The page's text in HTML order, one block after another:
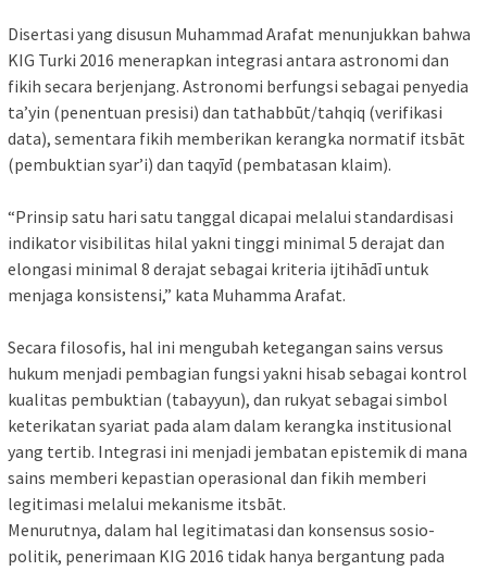
Disertasi yang disusun Muhammad Arafat menunjukkan bahwa
KIG Turki 2016 menerapkan integrasi antara astronomi dan
fikih secara berjenjang. Astronomi berfungsi sebagai penyedia
ta’yin (penentuan presisi) dan tathabbūt/tahqiq (verifikasi
data), sementara fikih memberikan kerangka normatif itsbāt
(pembuktian syar’i) dan taqyīd (pembatasan klaim).
“Prinsip satu hari satu tanggal dicapai melalui standardisasi
indikator visibilitas hilal yakni tinggi minimal 5 derajat dan
elongasi minimal 8 derajat sebagai kriteria ijtihādī untuk
menjaga konsistensi,” kata Muhamma Arafat.
Secara filosofis, hal ini mengubah ketegangan sains versus
hukum menjadi pembagian fungsi yakni hisab sebagai kontrol
kualitas pembuktian (tabayyun), dan rukyat sebagai simbol
keterikatan syariat pada alam dalam kerangka institusional
yang tertib. Integrasi ini menjadi jembatan epistemik di mana
sains memberi kepastian operasional dan fikih memberi
legitimasi melalui mekanisme itsbāt.
Menurutnya, dalam hal legitimatasi dan konsensus sosio-
politik, penerimaan KIG 2016 tidak hanya bergantung pada